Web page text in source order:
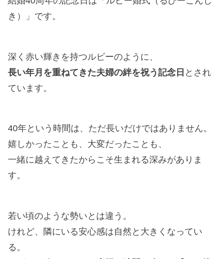
き）」です。
深く赤い輝きを持つルビーのように、
長い年月を重ねてきた夫婦の絆を祝う記念日 とされ
ています。
40年という時間は、ただ長いだけではありません。
嬉しかったことも、大変だったことも、
一緒に越えてきたからこそ生まれる深みがありま
す。
若い頃のような勢いとは違う。
けれど、隣にいる安心感は自然と大きくなってい
る。